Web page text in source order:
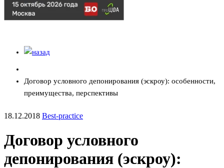
Договор условного депонирования (эскроу): особенности,
преимущества, перспективы
18.12.2018 Best-practice
Договор условного
депонирования (эскроу):